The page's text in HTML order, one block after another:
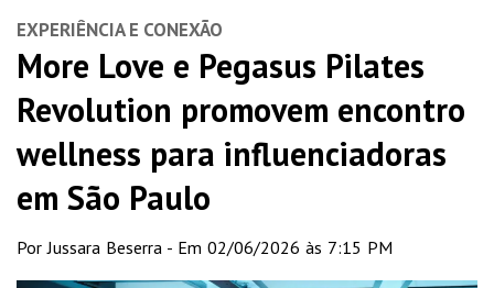
EXPERIÊNCIA E CONEXÃO
More Love e Pegasus Pilates
Revolution promovem encontro
wellness para influenciadoras
em São Paulo
Por Jussara Beserra - Em 02/06/2026 às 7:15 PM